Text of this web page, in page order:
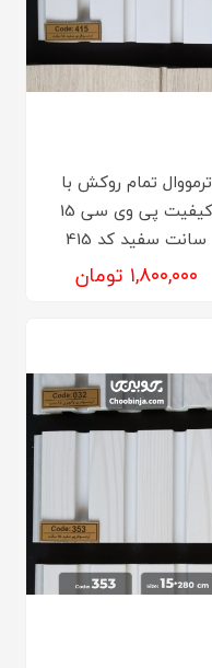
ترمووال تمام روکش با
کیفیت پی وی سی 15
سانت سفید کد 415
۱,۸۰۰,۰۰۰ تومان